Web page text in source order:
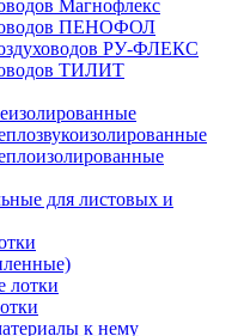
Магнофлекс
ПЕНОФОЛ
РУ-ФЛЕКС
ТИЛИТ
для листовых и
лотки
к нему